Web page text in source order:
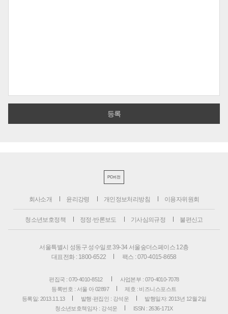
PC버전
회사소개 윤리강령 개인정보처리방침 이용자위원회
청소년보호정책 정정·반론보도 기사심의규정 불편신고
서울특별시 성동구 성수일로 39-34 서울숲더스페이스 12층
대표전화 : 1800-6522
팩스 : 070-4015-8658
편집국 : 070-4010-8512
사업본부 : 070-4010-7078
등록번호 : 서울 아 02897
제호 : 비즈니스포스트
등록일: 2013.11.13
발행·편집인 : 강석운
발행일자: 2013년 12월 2일
청소년보호책임자 : 강석운
ISSN : 2636-171X